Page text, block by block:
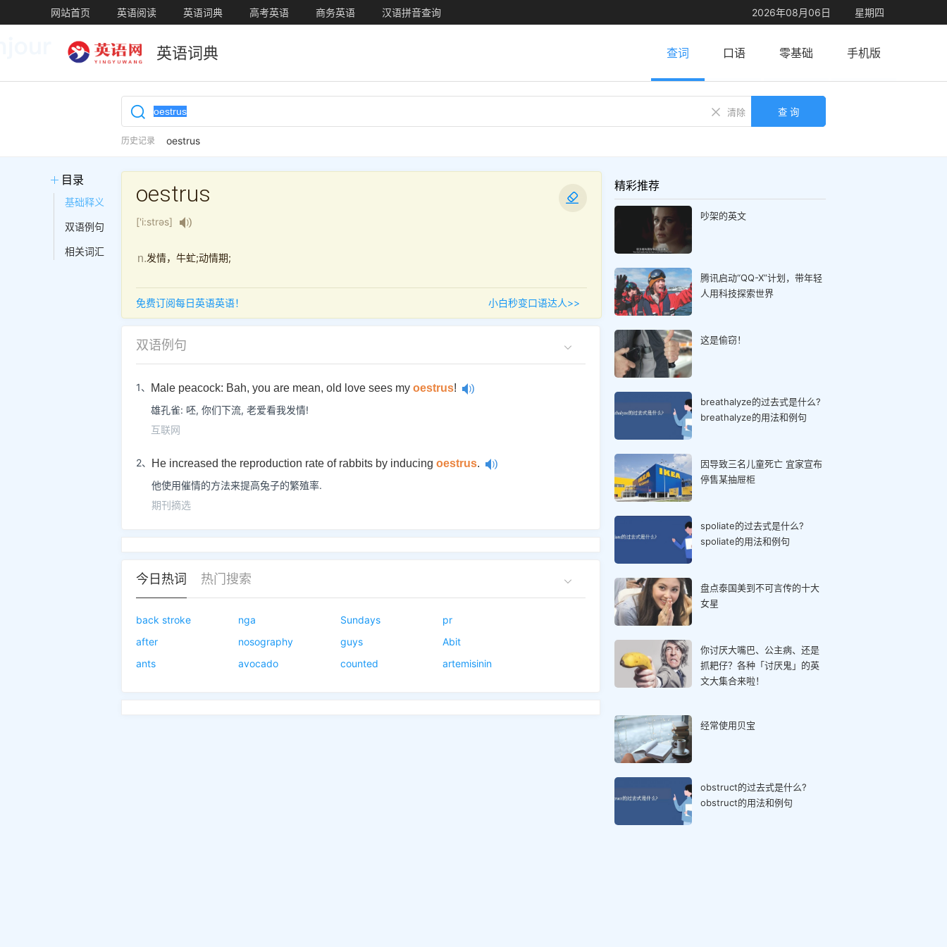
网站首页 英语阅读 英语词典 高考英语 商务英语 汉语拼音查询 2026年08月06日 星期四
英语词典 查词 口语 零基础 手机版
清除 查 询
历史记录 oestrus
目录
基础释义
双语例句
相关词汇
oestrus
['i:strəs]
n.发情，牛虻;动情期;
免费订阅每日英语英语！ 小白秒变口语达人>>
双语例句
1、 Male peacock: Bah, you are mean, old love sees my oestrus!
雄孔雀: 呸, 你们下流, 老爱看我发情!
互联网
2、 He increased the reproduction rate of rabbits by inducing oestrus.
他使用催情的方法来提高兔子的繁殖率.
期刊摘选
今日热词 热门搜索
back stroke nga Sundays
pr
after
nosography guys
Abit
ants
avocado counted artemisinin
精彩推荐
吵架的英文
腾讯启动“QQ-X”计划，带年轻
人用科技探索世界
这是偷窃！
breathalyze的过去式是什么?
breathalyze的用法和例句
因导致三名儿童死亡 宜家宣布
停售某抽屉柜
spoliate的过去式是什么?
spoliate的用法和例句
盘点泰国美到不可言传的十大
女星
你讨厌大嘴巴、公主病、还是
抓耙仔？各种「讨厌鬼」的英
文大集合来啦！
经常使用贝宝
obstruct的过去式是什么?
obstruct的用法和例句